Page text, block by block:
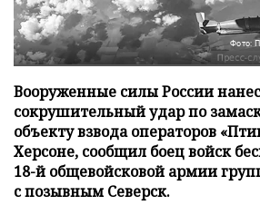
Фото:
Вооруженные силы России
сокрушительный удар по
объекту взвода операторов
Херсоне, сообщил боец войск
18-й общевойсковой армии
с позывным Северск.